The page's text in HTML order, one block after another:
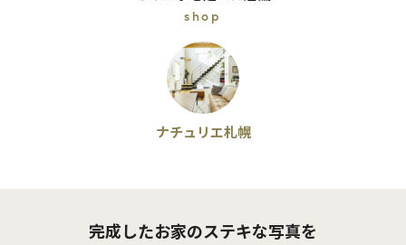
shop
ナチュリエ札幌
完成したお家のステキな写真を